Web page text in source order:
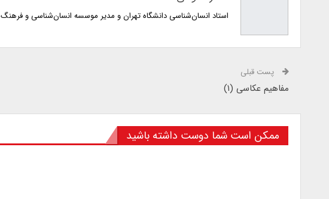
استاد انسان‌شناسی دانشگاه تهران و مدیر موسسه انسان‌شناسی و فرهنگ
پست قبلی
مفاهیم عکاسی (۱)
ممکن است شما دوست داشته باشید